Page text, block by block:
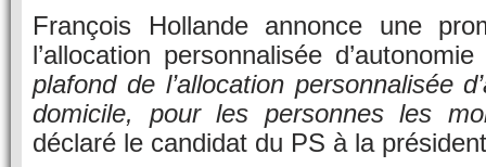
François Hollande annonce une
l’allocation personnalisée
plafond de l’allocation personnalisée
domicile, pour les personnes les
déclaré le candidat du PS à la